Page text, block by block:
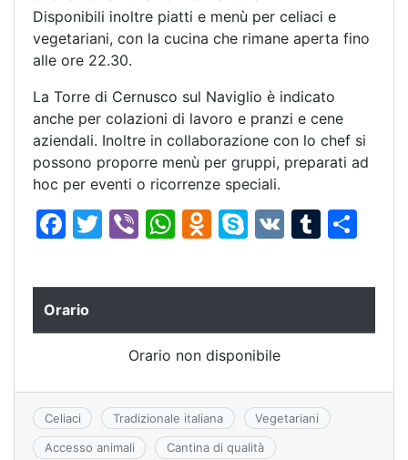
Disponibili inoltre piatti e menù per celiaci e
vegetariani, con la cucina che rimane aperta fino
alle ore 22.30.
La Torre di Cernusco sul Naviglio è indicato
anche per colazioni di lavoro e pranzi e cene
aziendali. Inoltre in collaborazione con lo chef si
possono proporre menù per gruppi, preparati ad
hoc per eventi o ricorrenze speciali.
F
c
e
b
o
k
T
itt
Vi
er
W
at
A
p
p
O
n
kl
a
s
s
S
y
e
V
T
m
r
n
vi
Orario
Orario non disponibile
Celiaci Tradizionale italiana Vegetariani
Accesso animali Cantina di qualità